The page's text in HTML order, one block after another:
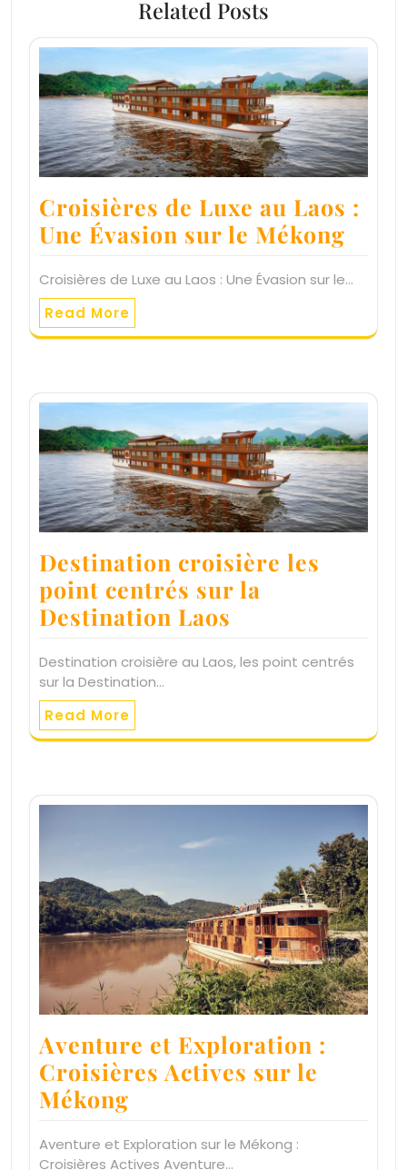
Related Posts
Croisières de Luxe au Laos :
Une Évasion sur le Mékong
Croisières de Luxe au Laos : Une Évasion sur le…
Read More
Destination croisière les
point centrés sur la
Destination Laos
Destination croisière au Laos, les point centrés
sur la Destination…
Read More
Aventure et Exploration :
Croisières Actives sur le
Mékong
Aventure et Exploration sur le Mékong :
Croisières Actives Aventure…